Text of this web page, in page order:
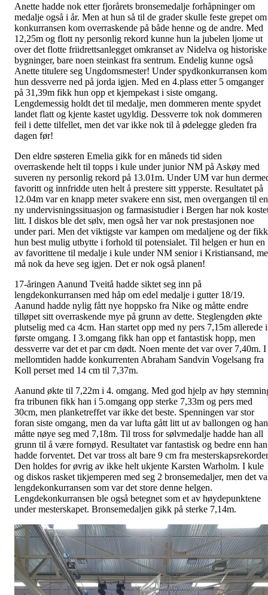
Anette hadde nok etter fjorårets bronsemedalje forhåpninger om
medalje også i år. Men at hun så til de grader skulle feste grepet om
konkurransen kom overraskende på både henne og de andre. Med
12,25m og flott ny personlig rekord kunne hun la jubelen ljome ut
over det flotte friidrettsanlegget omkranset av Nidelva og historiske
bygninger, bare noen steinkast fra sentrum. Endelig kunne også
Anette titulere seg Ungdomsmester! Under spydkonkurransen kom
hun dessverre ned på jorda igjen. Med en 4.plass etter 5 omganger
på 31,39m fikk hun opp et kjempekast i siste omgang.
Lengdemessig holdt det til medalje, men dommeren mente spydet
landet flatt og kjente kastet ugyldig. Dessverre tok nok dommeren
feil i dette tilfellet, men det var ikke nok til å ødelegge gleden fra
dagen før!
Den eldre søsteren Emelia gikk for en måneds tid siden
overraskende helt til topps i kule under junior NM på Askøy med
suveren ny personlig rekord på 13.01m. Under UM var hun
favoritt og innfridde uten helt å prestere sitt ypperste. Resultatet på
12.04m var en knapp meter svakere enn sist, men overgangen til en
ny undervisningssituasjon og farmasistudier i Bergen har nok
litt. I diskos ble det sølv, men også her var nok prestasjonen noe
under pari. Men det viktigste var kampen om medaljene og der fikk
hun best mulig utbytte i forhold til potensialet. Til helgen er hun en
av favorittene til medalje i kule under NM senior i Kristiansand,
må nok da heve seg igjen. Det er nok også planen!
17-åringen Aanund Tveitå hadde siktet seg inn på
lengdekonkurransen med håp om edel medalje i gutter 18/19.
Aanund hadde nylig fått nye hoppsko fra Nike og måtte endre
tilløpet sitt overraskende mye på grunn av dette. Steglengden økte
plutselig med ca 4cm. Han startet opp med ny pers 7,15m allerede i
første omgang. I 3.omgang fikk han opp et fantastisk hopp, men
dessverre var det et par cm dødt. Noen mente det var over 7,40m. I
mellomtiden hadde konkurrenten Abraham Sandvin Vogelsang fra
Koll perset med 14 cm til 7,37m.
Aanund økte til 7,22m i 4. omgang. Med god hjelp av høy
fra tribunen fikk han i 5.omgang opp sterke 7,33m og pers med
30cm, men planketreffet var ikke det beste. Spenningen var stor
foran siste omgang, men da var lufta gått litt ut av ballongen og han
måtte nøye seg med 7,18m. Til tross for sølvmedalje hadde han all
grunn til å være fornøyd. Resultatet var fantastisk og bedre enn han
hadde forventet. Det var tross alt bare 9 cm fra
Den holdes for øvrig av ikke helt ukjente Karsten Warholm. I kule
og diskos rasket tikjemperen med seg 2 bronsemedaljer, men det
lengdekonkurransen som var det store denne helgen.
Lengdekonkurransen ble også betegnet som et av høydepunktene
under mesterskapet. Bronsemedaljen gikk på sterke 7,14m.